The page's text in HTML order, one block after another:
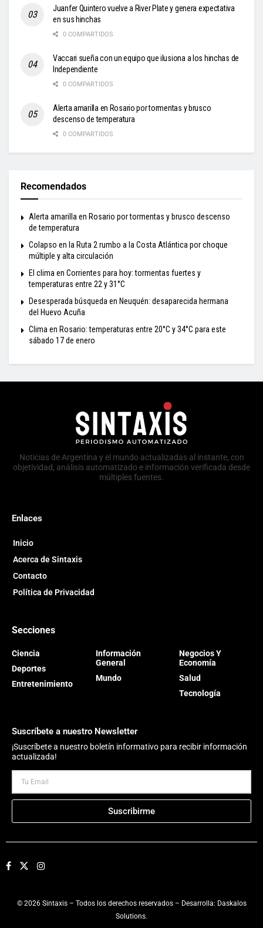
Juanfer Quintero vuelve a River Plate y genera expectativa
en sus hinchas
0 COMPARTIDOS
Vaccari sueña con un equipo que ilusiona a los hinchas de
Independiente
0 COMPARTIDOS
Alerta amarilla en Rosario por tormentas y brusco
descenso de temperatura
0 COMPARTIDOS
Recomendados
Alerta amarilla en Rosario por tormentas y brusco descenso
de temperatura
Colapso en la Ruta 2 rumbo a la Costa Atlántica por choque
múltiple y alta circulación
El clima en Corrientes para hoy: tormentas fuertes y
temperaturas entre 22 y 31°C
Desesperada búsqueda en Neuquén: desaparecida hermana
del Huevo Acuña
Clima en Rosario: temperaturas entre 20°C y 34°C para este
sábado 17 de enero
Noticias de Argentina y el mundo actualizadas al instante, con
objetividad, análisis automatizado e información verificada desde
múltiples fuentes.
Enlaces
Inicio
Acerca de Sintaxis
Contacto
Política de Privacidad
Secciones
Ciencia
Deportes
Entretenimiento
Información
General
Mundo
Negocios Y
Economía
Salud
Tecnología
Suscríbete a nuestro Newsletter
¡Suscríbete a nuestro boletín informativo para recibir información
actualizada!
Suscribirme
© 2026 Sintaxis – Todos los derechos reservados – Desarrolla: Daskalos
Solutions.